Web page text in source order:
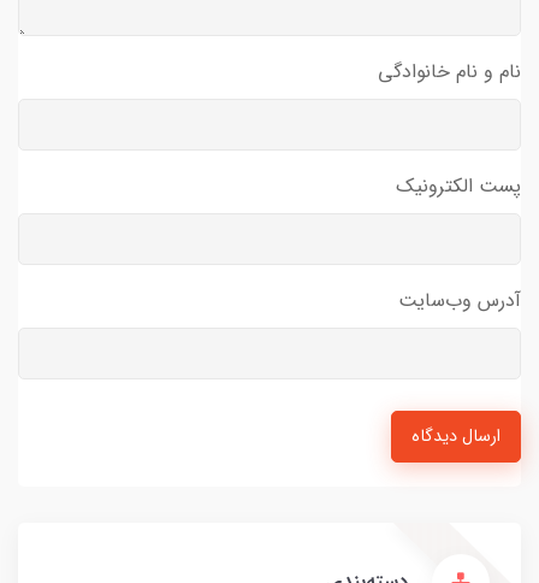
و نام خانوادگی
الکترونیک
وب‌سایت
ارسال دیدگاه